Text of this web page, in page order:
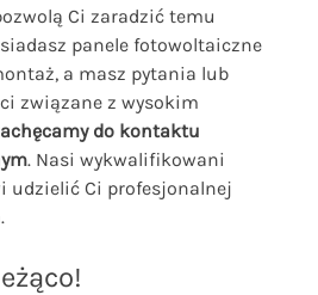
Ci zaradzić temu
panele fotowoltaiczne
a masz pytania lub
związane z wysokim
do kontaktu
. Nasi wykwalifikowani
udzielić Ci profesjonalnej